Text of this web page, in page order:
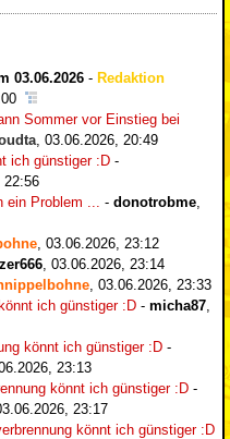
03.06.2026 - Redaktion
Sommer vor Einstieg bei
03.06.2026, 20:49
ich günstiger :D -
22:56
Problem ...
- donotrobme
03.06.2026, 23:12
03.06.2026, 23:14
03.06.2026, 23:33
ich günstiger :D - micha87
könnt ich günstiger :D -
23:13
könnt ich günstiger :D -
23:17
könnt ich günstiger :D